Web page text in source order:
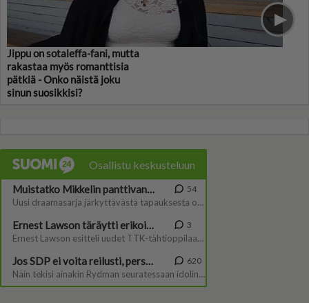
Jippu on sotaleffa-fani, mutta
rakastaa myös romanttisia
pätkiä - Onko näistä joku
sinun suosikkisi?